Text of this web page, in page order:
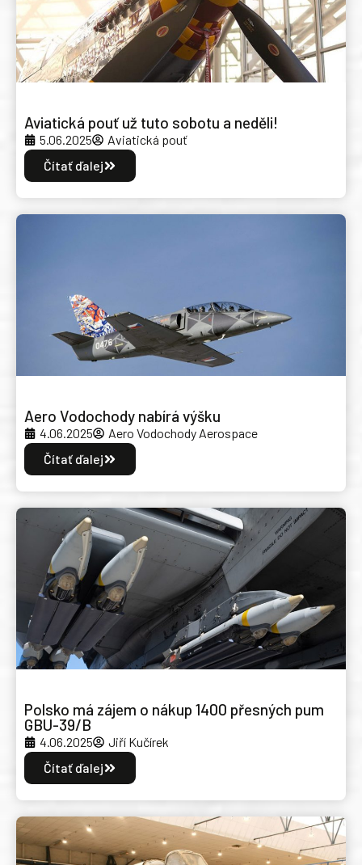
Aviatická pouť už tuto sobotu a neděli!
5.06.2025
Aviatická pouť
Čítať ďalej
Aero Vodochody nabírá výšku
4.06.2025
Aero Vodochody Aerospace
Čítať ďalej
Polsko má zájem o nákup 1400 přesných pum
GBU-39/B
4.06.2025
Jiří Kučírek
Čítať ďalej